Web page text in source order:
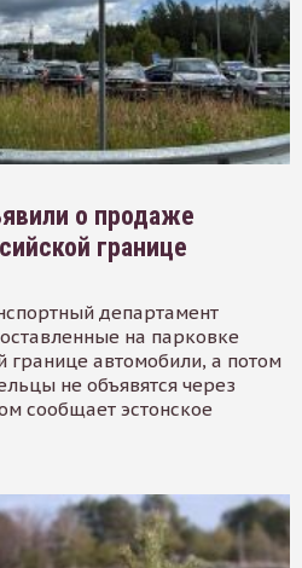
о продаже
границе
департамент
на парковке
границе автомобили, а потом
не объявятся через
сообщает эстонское